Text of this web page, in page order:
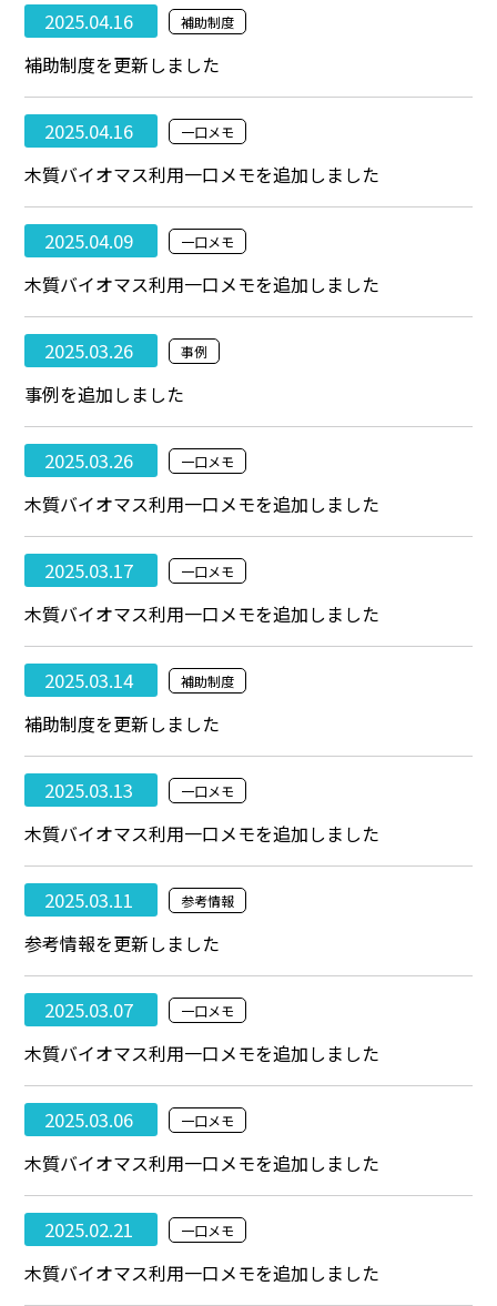
2025.04.16 補助制度
補助制度を更新しました
2025.04.16 一口メモ
木質バイオマス利用一口メモを追加しました
2025.04.09 一口メモ
木質バイオマス利用一口メモを追加しました
2025.03.26 事例
事例を追加しました
2025.03.26 一口メモ
木質バイオマス利用一口メモを追加しました
2025.03.17 一口メモ
木質バイオマス利用一口メモを追加しました
2025.03.14 補助制度
補助制度を更新しました
2025.03.13 一口メモ
木質バイオマス利用一口メモを追加しました
2025.03.11 参考情報
参考情報を更新しました
2025.03.07 一口メモ
木質バイオマス利用一口メモを追加しました
2025.03.06 一口メモ
木質バイオマス利用一口メモを追加しました
2025.02.21 一口メモ
木質バイオマス利用一口メモを追加しました